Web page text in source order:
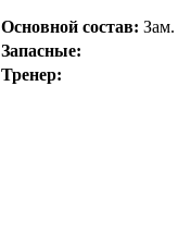
Основной состав: Зам.
Запасные:
Тренер: